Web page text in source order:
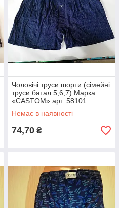
Чоловічі труси шорти (сімейні
труси батал 5,6,7) Марка
«CASTOM» арт.:58101
Немає в наявності
74,70 ₴